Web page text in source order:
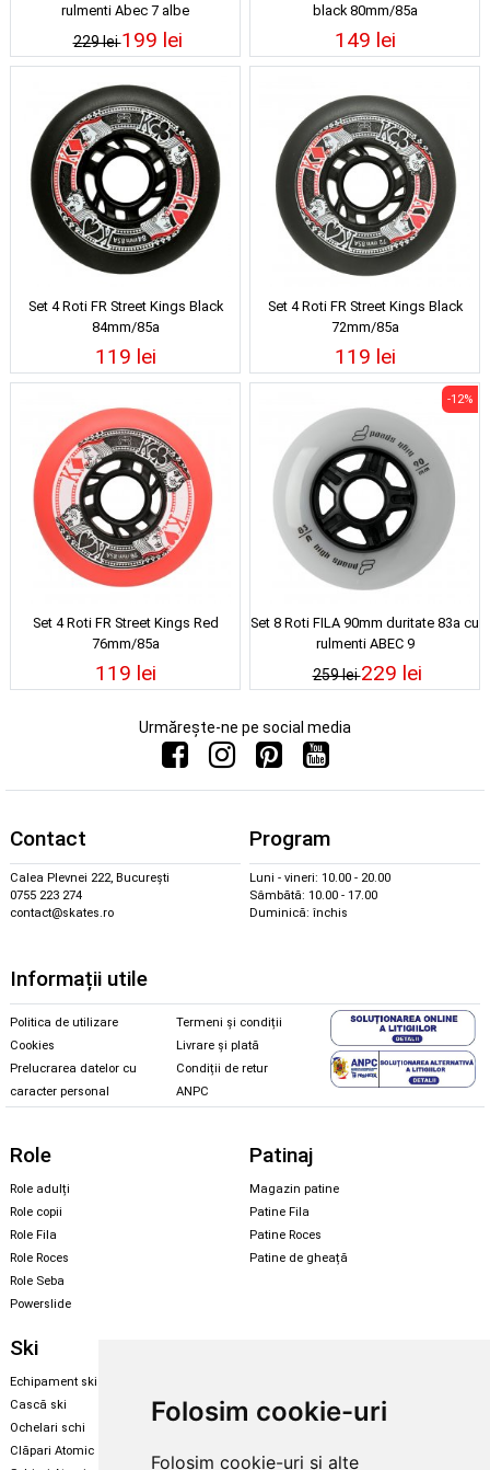
Folosim cookie-uri
Folosim cookie-uri și alte
rulmenti Abec 7 albe
229 lei199 lei
black 80mm/85a
149 lei
Set 4 Roti FR Street Kings Black
84mm/85a
119 lei
Set 4 Roti FR Street Kings Black
72mm/85a
119 lei
Set 4 Roti FR Street Kings Red
76mm/85a
119 lei
Set 8 Roti FILA 90mm duritate 83a cu
rulmenti ABEC 9
259 lei
-12%
229 lei
Urmărește-ne pe social media
Contact
Calea Plevnei 222, București
0755 223 274
contact@skates.ro
Program
Luni - vineri: 10.00 - 20.00
Sâmbătă: 10.00 - 17.00
Duminică: închis
Informații utile
Politica de utilizare
Cookies
Prelucrarea datelor cu
caracter personal
Termeni și condiții
Livrare și plată
Condiții de retur
ANPC
Role
Role adulți
Role copii
Role Fila
Role Roces
Role Seba
Powerslide
Patinaj
Magazin patine
Patine Fila
Patine Roces
Patine de gheață
Ski
Echipament ski
Cască ski
Ochelari schi
Clăpari Atomic
Echipament snowboard